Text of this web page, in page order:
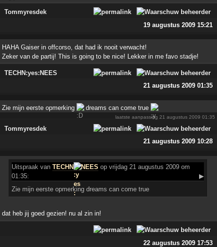
Tommyresdek
19 augustus 2009 15:21
HAHA Gaiser in offcorso, dat had ik nooit verwacht!
Zeker van de partij! This is going to be nice! Lekker in me favo stadje!
TECHN:yes:NEES
21 augustus 2009 01:35
Zie mijn eerste opmerking dreams can come true
laatste aanpassing 21 augustus 2009 01:35
Tommyresdek
21 augustus 2009 10:28
Uitspraak vanTECHN NEES op vrijdag 21 augustus 2009 om
01:35:
▶
Zie mijn eerste opmerking dreams can come true
dat heb jij goed gezien! nu al zin in!
22 augustus 2009 17:53